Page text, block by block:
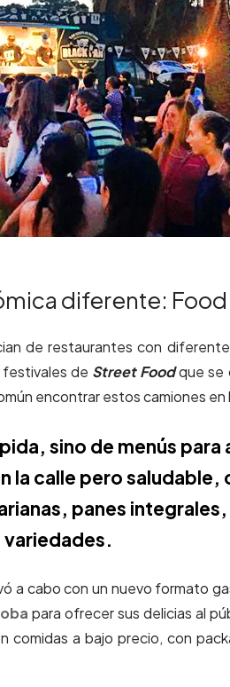
diferente: Food
de restaurantes con
de Street Foodque se
encontrar estos camiones en
sino de menús para
la calle pero
panes
a cabo con un nuevo formato
para ofrecer sus delicias al
comidas a bajo precio, con